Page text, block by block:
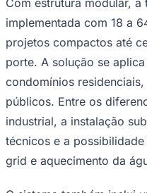
Corinthians
A tecnologia foi
década por uma
com ampla experiência
o processo, foram
como gêmeos digitais
dinâmica de fluidos
Segundo Ricardo
responsável da